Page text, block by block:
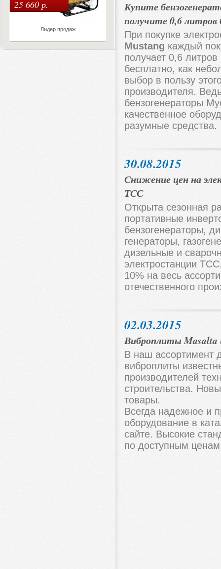
25 660 р.
Лидер продаж
Купите
получите 0,6
При покупке
Mustang каждый
получает 0,6
бесплатно, как
выбор в пользу
производителя.
бензогенераторы
качественное
разумные средства.
30.08.2015
Снижение цен на
ТСС
Открыта сезонная
портативные
бензогенераторы,
генераторы,
дизельные и
электростанции
10% на весь
отечественного
02.03.2015
Виброплиты Masalta
В наш ассортимент
виброплиты
производителей
строительства.
товары.
Всегда надежное и
оборудование в
сайте. Высокие
по доступным